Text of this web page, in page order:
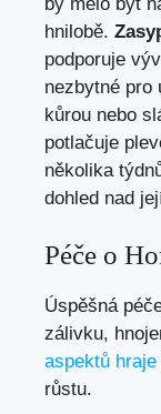
hnilobě.
podporuje
nezbytné pro
kůrou nebo
potlačuje
několika
dohled nad
Péče o
Úspěšná
zálivku,
aspektů
růstu.